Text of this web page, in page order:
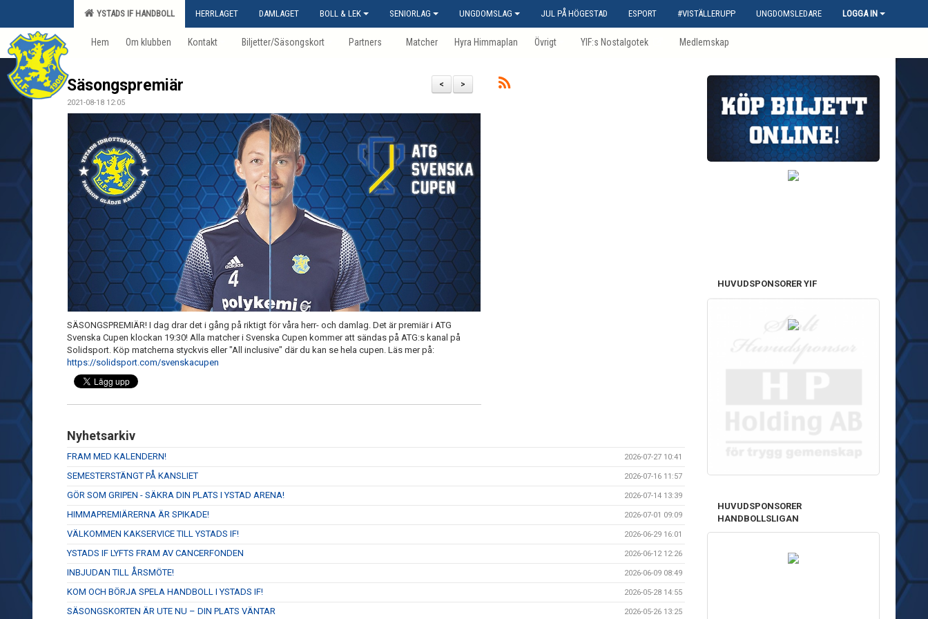
YSTADS IF HANDBOLL HERRLAGET DAMLAGET BOLL & LEK SENIORLAG UNGDOMSLAG JUL PÅ HÖGESTAD ESPORT #VISTÄLLERUPP UNGDOMSLEDARE LOGGA IN
Hem Om klubben Kontakt Biljetter/Säsongskort Partners Matcher Hyra Himmaplan Övrigt YIF:s Nostalgotek Medlemskap
>
<
Säsongspremiär
2021-08-18 12:05
SÄSONGSPREMIÄR! I dag drar det i gång på riktigt för våra herr- och damlag. Det är premiär i ATG
Svenska Cupen klockan 19:30! Alla matcher i Svenska Cupen kommer att sändas på ATG:s kanal på
Solidsport. Köp matcherna styckvis eller "All inclusive" där du kan se hela cupen. Läs mer på:
https://solidsport.com/svenskacupen
Nyhetsarkiv
FRAM MED KALENDERN! 2026-07-27 10:41
SEMESTERSTÄNGT PÅ KANSLIET 2026-07-16 11:57
GÖR SOM GRIPEN - SÄKRA DIN PLATS I YSTAD ARENA! 2026-07-14 13:39
HIMMAPREMIÄRERNA ÄR SPIKADE! 2026-07-01 09:09
VÄLKOMMEN KAKSERVICE TILL YSTADS IF! 2026-06-29 16:01
YSTADS IF LYFTS FRAM AV CANCERFONDEN 2026-06-12 12:26
INBJUDAN TILL ÅRSMÖTE! 2026-06-09 08:49
KOM OCH BÖRJA SPELA HANDBOLL I YSTADS IF! 2026-05-28 14:55
SÄSONGSKORTEN ÄR UTE NU – DIN PLATS VÄNTAR 2026-05-26 13:25
HUVUDSPONSORER YIF
HUVUDSPONSORER
HANDBOLLSLIGAN